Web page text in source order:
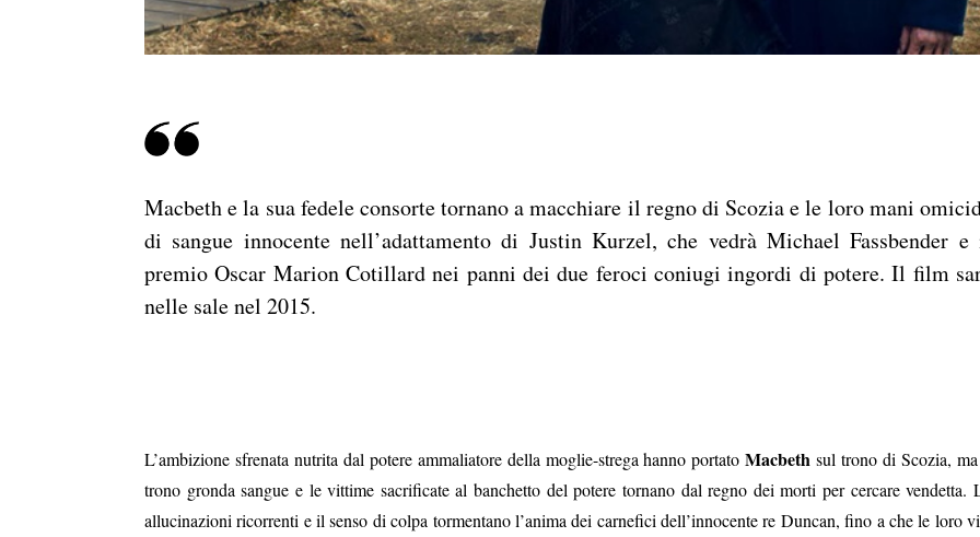
Macbeth e la sua fedele consorte tornano a macchiare il regno di Scozia e le loro mani
di sangue innocente nell’adattamento di Justin Kurzel, che vedrà Michael Fassbender
premio Oscar Marion Cotillard nei panni dei due feroci coniugi ingordi di potere. Il film
nelle sale nel 2015.
L’ambizione sfrenata nutrita dal potere ammaliatore della moglie-strega hanno portatoMacbeth sul trono di Scozia,
trono gronda sangue e le vittime sacrificate al banchetto del potere tornano dal regno dei morti per cercare vendetta.
allucinazioni ricorrenti e il senso di colpa tormentano l’anima dei carnefici dell’innocente re Duncan, fino a che le loro